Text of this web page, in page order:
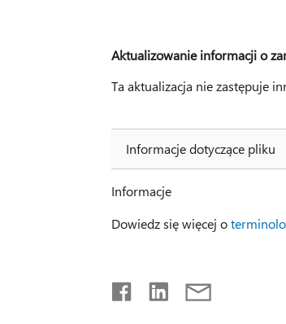
Aktualizowanie informacji o
Ta aktualizacja nie zastępuje
Informacje dotyczące pliku
Informacje
Dowiedz się więcej o